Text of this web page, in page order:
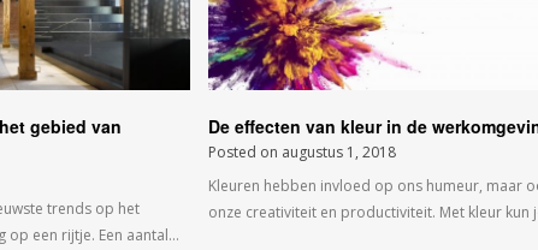
gebied van
trends op het
op een rijtje. Een aantal…
De effecten van kleur in de
Posted on augustus 1, 2018
Kleuren hebben invloed op ons humeur, maar
onze creativiteit en productiviteit. Met kleur kun